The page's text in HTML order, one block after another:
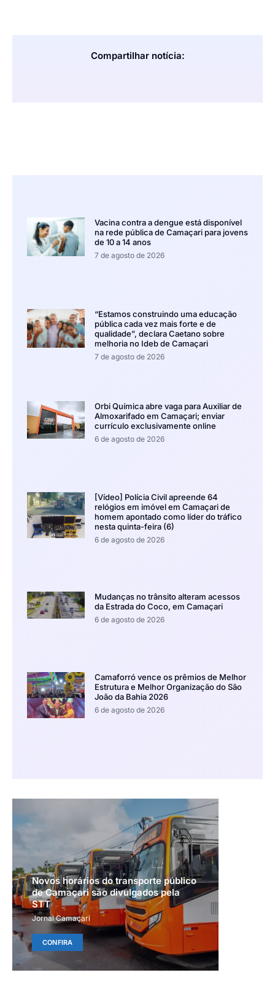
Compartilhar notícia:
Vacina contra a dengue está disponível
na rede pública de Camaçari para jovens
de 10 a 14 anos
7 de agosto de 2026
“Estamos construindo uma educação
pública cada vez mais forte e de
qualidade”, declara Caetano sobre
melhoria no Ideb de Camaçari
7 de agosto de 2026
Orbi Química abre vaga para Auxiliar de
Almoxarifado em Camaçari; enviar
currículo exclusivamente online
6 de agosto de 2026
[Vídeo] Polícia Civil apreende 64
relógios em imóvel em Camaçari de
homem apontado como líder do tráfico
nesta quinta-feira (6)
6 de agosto de 2026
Mudanças no trânsito alteram acessos
da Estrada do Coco, em Camaçari
6 de agosto de 2026
Camaforró vence os prêmios de Melhor
Estrutura e Melhor Organização do São
João da Bahia 2026
6 de agosto de 2026
Novos horários do transporte público
de Camaçari são divulgados pela
STT
Jornal Camaçari
CONFIRA